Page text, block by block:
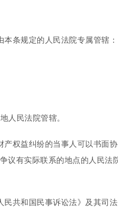
条规定的人民法院专属管辖：
人民法院管辖。
产权益纠纷的当事人可以书面协
议有实际联系的地点的人民法
民共和国民事诉讼法》及其司法